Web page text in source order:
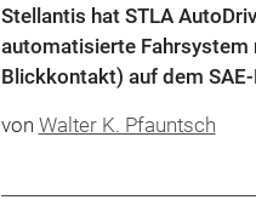
Stellantis hat STLA
automatisierte Fahrsystem
Blickkontakt) auf dem
von Walter K. Pfauntsch